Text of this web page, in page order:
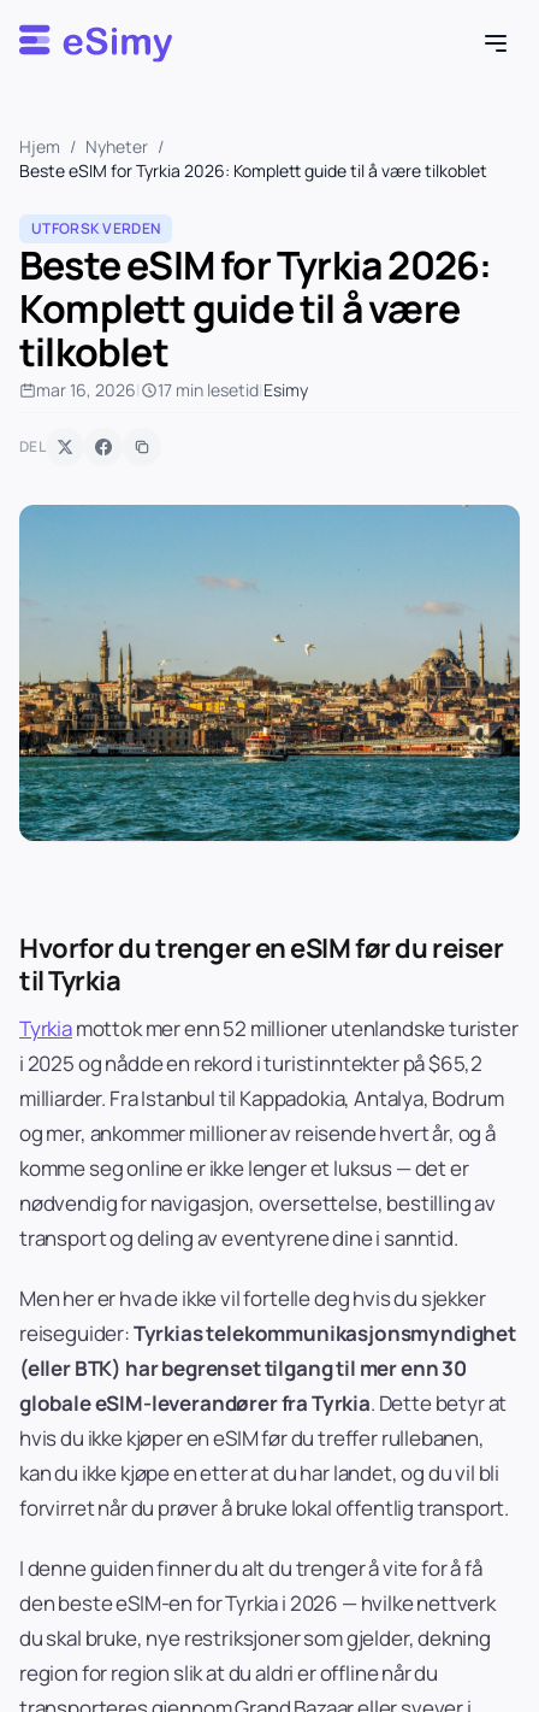
Esimy
Hjem / Nyheter /
Beste eSIM for Tyrkia 2026: Komplett guide til å være tilkoblet
UTFORSK VERDEN
Beste eSIM for Tyrkia 2026:
Komplett guide til å være
tilkoblet
mar 16, 2026| 17 min lesetid|Esimy
DEL
Hvorfor du trenger en eSIM før du reiser
til Tyrkia
Tyrkiamottok mer enn 52 millioner utenlandske turister
i 2025 og nådde en rekord i turistinntekter på $65,2
milliarder. Fra Istanbul til Kappadokia, Antalya, Bodrum
og mer, ankommer millioner av reisende hvert år, og å
komme seg online er ikke lenger et luksus — det er
nødvendig for navigasjon, oversettelse, bestilling av
transport og deling av eventyrene dine i sanntid.
Men her er hva de ikke vil fortelle deg hvis du sjekker
reiseguider:Tyrkias telekommunikasjonsmyndighet
(eller BTK) har begrenset tilgang til mer enn 30
globale eSIM-leverandører fra Tyrkia. Dette betyr at
hvis du ikke kjøper en eSIM før du treffer rullebanen,
kan du ikke kjøpe en etter at du har landet, og du vil bli
forvirret når du prøver å bruke lokal offentlig transport.
I denne guiden finner du alt du trenger å vite for å få
den beste eSIM-en for Tyrkia i 2026 — hvilke nettverk
du skal bruke, nye restriksjoner som gjelder, dekning
region for region slik at du aldri er offline når du